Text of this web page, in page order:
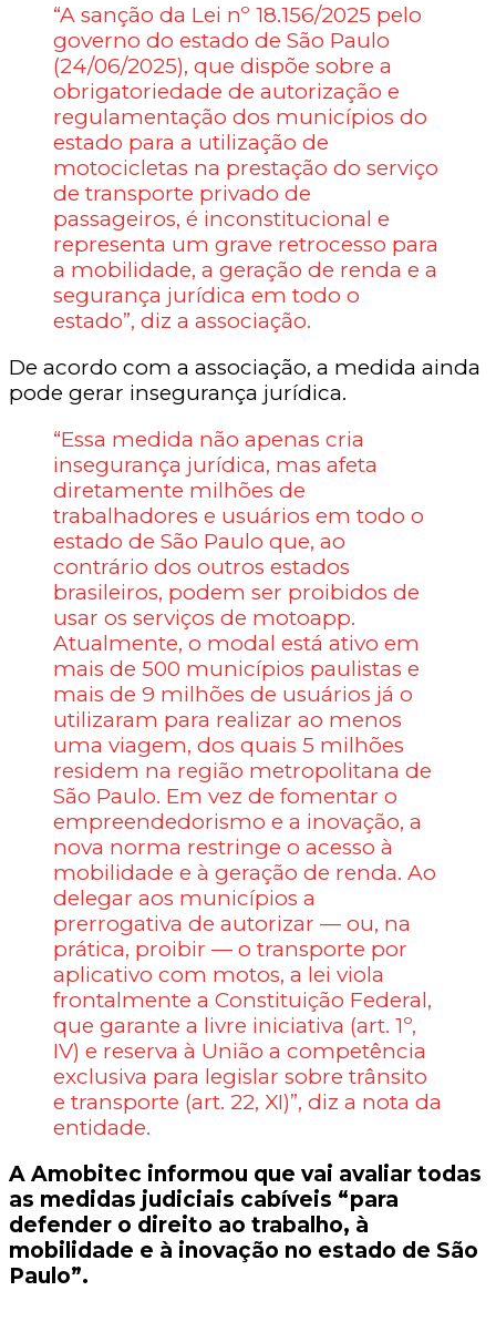
“A sanção da Lei nº 18.156/2025 pelo
governo do estado de São Paulo
(24/06/2025), que dispõe sobre a
obrigatoriedade de autorização e
regulamentação dos municípios do
estado para a utilização de
motocicletas na prestação do serviço
de transporte privado de
passageiros, é inconstitucional e
representa um grave retrocesso para
a mobilidade, a geração de renda e a
segurança jurídica em todo o
estado”, diz a associação.
De acordo com a associação, a medida ainda
pode gerar insegurança jurídica.
“Essa medida não apenas cria
insegurança jurídica, mas afeta
diretamente milhões de
trabalhadores e usuários em todo o
estado de São Paulo que, ao
contrário dos outros estados
brasileiros, podem ser proibidos de
usar os serviços de motoapp.
Atualmente, o modal está ativo em
mais de 500 municípios paulistas e
mais de 9 milhões de usuários já o
utilizaram para realizar ao menos
uma viagem, dos quais 5 milhões
residem na região metropolitana de
São Paulo. Em vez de fomentar o
empreendedorismo e a inovação, a
nova norma restringe o acesso à
mobilidade e à geração de renda. Ao
delegar aos municípios a
prerrogativa de autorizar — ou, na
prática, proibir — o transporte por
aplicativo com motos, a lei viola
frontalmente a Constituição Federal,
que garante a livre iniciativa (art. 1º,
IV) e reserva à União a competência
exclusiva para legislar sobre trânsito
e transporte (art. 22, XI)”, diz a nota da
entidade.
A Amobitec informou que vai avaliar todas
as medidas judiciais cabíveis “para
defender o direito ao trabalho, à
mobilidade e à inovação no estado de São
Paulo”.